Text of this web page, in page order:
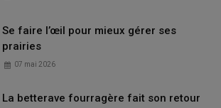
Se faire l’œil pour mieux gérer ses
prairies
07 mai 2026
La betterave fourragère fait son retour